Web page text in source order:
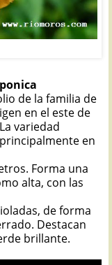
de la familia de
en el este de
variedad
en
Forma una
alta, con las
de forma
Destacan
brillante.